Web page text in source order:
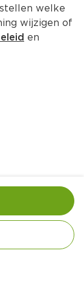
welke
wijzigen of
en